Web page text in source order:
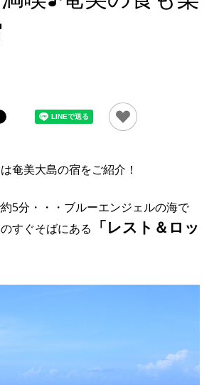
o
奄美大島の宿をご紹介！
5分・・・ブルーエンジェルの海で
すぐそばにある
「レスト＆ロッ